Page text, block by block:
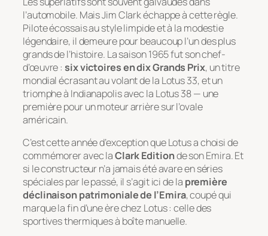
l’automobile. Mais Jim Clark échappe à cette règle.
Pilote écossais au style limpide et à la modestie
légendaire, il demeure pour beaucoup l’un des plus
grands de l’histoire. La saison 1965 fut son chef-
d’œuvre : six victoires en dix Grands Prix, un titre
mondial écrasant au volant de la Lotus 33, et un
triomphe à Indianapolis avec la Lotus 38 — une
première pour un moteur arrière sur l’ovale
américain.
C’est cette année d’exception que Lotus a choisi de
commémorer avec laClark Editionde son Emira. Et
si le constructeur n’a jamais été avare en séries
spéciales par le passé, il s’agit ici de la première
déclinaison patrimoniale de l’Emira, coupé qui
marque la fin d’une ère chez Lotus : celle des
sportives thermiques à boîte manuelle.